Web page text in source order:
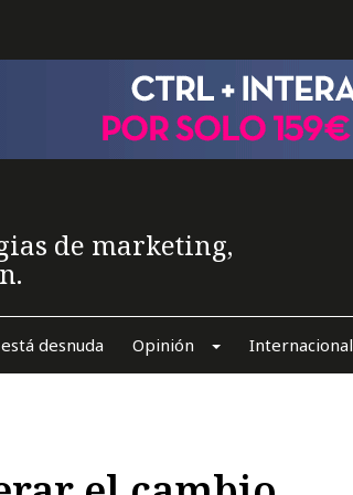
de marketing,
desnuda Opinión Internacional